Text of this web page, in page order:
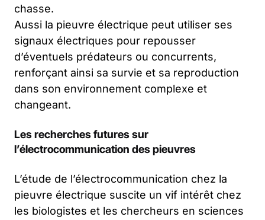
chasse.
Aussi la pieuvre électrique peut utiliser ses
signaux électriques pour repousser
d’éventuels prédateurs ou concurrents,
renforçant ainsi sa survie et sa reproduction
dans son environnement complexe et
changeant.
Les recherches futures sur
l’électrocommunication des pieuvres
L’étude de l’électrocommunication chez la
pieuvre électrique suscite un vif intérêt chez
les biologistes et les chercheurs en sciences